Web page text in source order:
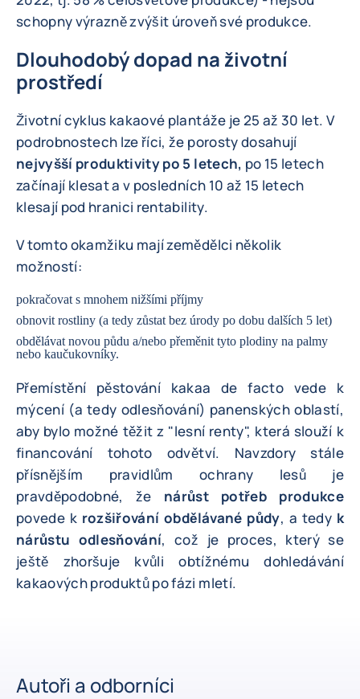
schopny výrazně zvýšit úroveň své produkce.
Dlouhodobý dopad na životní
prostředí
Životní cyklus kakaové plantáže je 25 až 30 let. V
podrobnostech lze říci, že porosty dosahují
nejvyšší produktivity po 5 letech, po 15 letech
začínají klesat a v posledních 10 až 15 letech
klesají pod hranici rentability.
V tomto okamžiku mají zemědělci několik
možností:
pokračovat s mnohem nižšími příjmy
obnovit rostliny (a tedy zůstat bez úrody po dobu dalších 5 let)
obdělávat novou půdu a/nebo přeměnit tyto plodiny na palmy
nebo kaučukovníky.
Přemístění pěstování kakaa de facto vede k
mýcení (a tedy odlesňování) panenských oblastí,
aby bylo možné těžit z "lesní renty", která slouží k
financování tohoto odvětví. Navzdory stále
přísnějším pravidlům ochrany lesů je
pravděpodobné, že nárůst potřeb produkce
povede k rozšiřování obdělávané půdy, a tedy k
nárůstu odlesňování, což je proces, který se
ještě zhoršuje kvůli obtížnému dohledávání
kakaových produktů po fázi mletí.
Autoři a odborníci